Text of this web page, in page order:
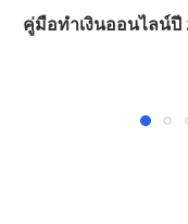
คู่มือทำเงินออนไลน์